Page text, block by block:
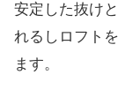
安定した抜け
れるしロフト
ます。